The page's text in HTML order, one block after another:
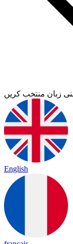
زبان منتخب کریں
English